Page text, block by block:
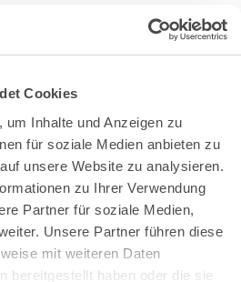
Cookies
Inhalte und Anzeigen zu
für soziale Medien anbieten zu
unsere Website zu analysieren.
zu Ihrer Verwendung
Partner für soziale Medien,
Unsere Partner führen diese
mit weiteren Daten
bereitgestellt haben oder die sie